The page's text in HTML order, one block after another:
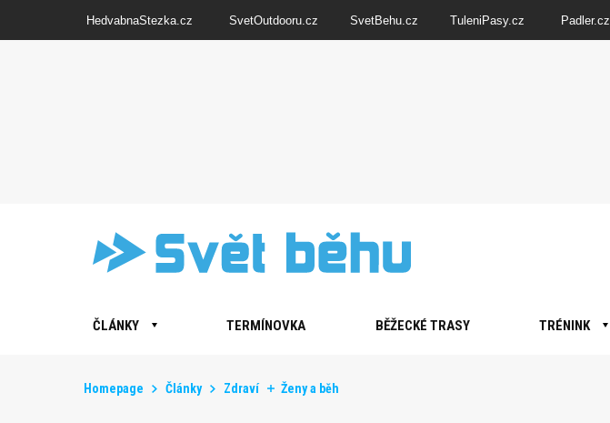
HedvabnaStezka.cz SvetOutdooru.cz SvetBehu.cz TuleniPasy.cz Padler.cz
ČLÁNKY TERMÍNOVKA BĚŽECKÉ TRASY TRÉNINK
Homepage Články Zdraví Ženy a běh